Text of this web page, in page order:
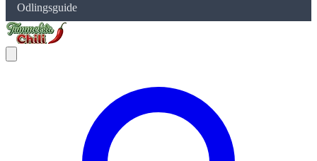
Odlingsguide